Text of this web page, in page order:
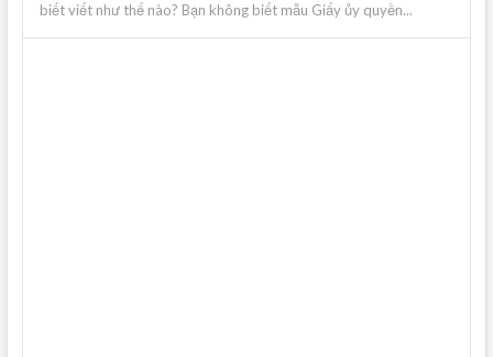
biết viết như thế nào? Bạn không biết mẫu Giấy ủy quyền...